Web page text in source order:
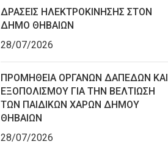
ΔΡΑΣΕΙΣ ΗΛΕΚΤΡΟΚΙΝΗΣΗΣ ΣΤΟΝ
ΔΗΜΟ ΘΗΒΑΙΩΝ
28/07/2026
ΠΡΟΜΗΘΕΙΑ ΟΡΓΑΝΩΝ ΔΑΠΕΔΩΝ ΚΑΙ
ΕΞΟΠΟΛΙΣΜΟΥ ΓΙΑ ΤΗΝ ΒΕΛΤΙΩΣΗ
ΤΩΝ ΠΑΙΔΙΚΩΝ ΧΑΡΩΝ ΔΗΜΟΥ
ΘΗΒΑΙΩΝ
28/07/2026